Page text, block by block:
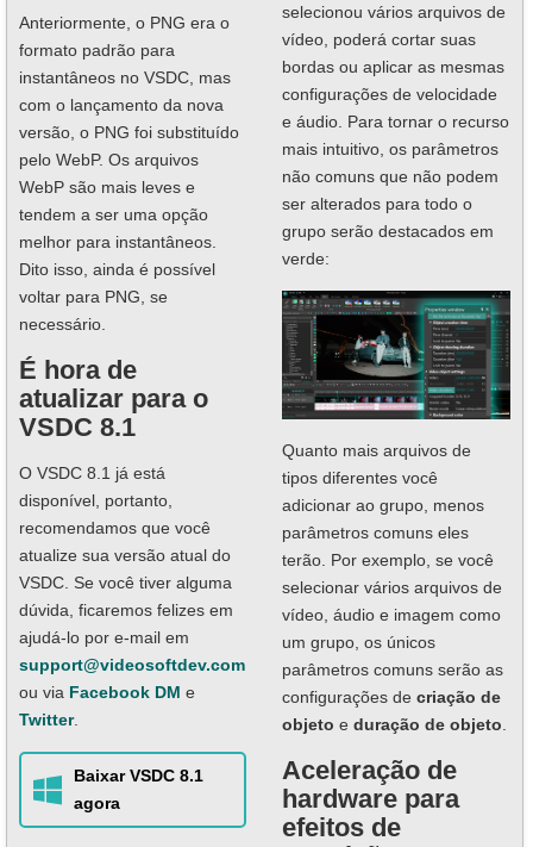
Anteriormente, o PNG era o
formato padrão para
instantâneos no VSDC, mas
com o lançamento da nova
versão, o PNG foi substituído
pelo WebP. Os arquivos
WebP são mais leves e
tendem a ser uma opção
melhor para instantâneos.
Dito isso, ainda é possível
voltar para PNG, se
necessário.
É hora de
atualizar para o
VSDC 8.1
O VSDC 8.1 já está
disponível, portanto,
recomendamos que você
atualize sua versão atual do
VSDC. Se você tiver alguma
dúvida, ficaremos felizes em
ajudá-lo por e-mail em
support@videosoftdev.com
ou via Facebook DM e
Twitter.
Baixar VSDC 8.1
agora
selecionou vários arquivos de
vídeo, poderá cortar suas
bordas ou aplicar as mesmas
configurações de velocidade
e áudio. Para tornar o recurso
mais intuitivo, os parâmetros
não comuns que não podem
ser alterados para todo o
grupo serão destacados em
verde:
Quanto mais arquivos de
tipos diferentes você
adicionar ao grupo, menos
parâmetros comuns eles
terão. Por exemplo, se você
selecionar vários arquivos de
vídeo, áudio e imagem como
um grupo, os únicos
parâmetros comuns serão as
configurações decriação de
objeto eduração de objeto
Aceleração de
hardware para
efeitos de